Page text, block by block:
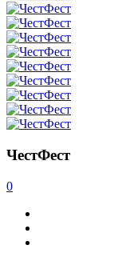
ЧестФест
0